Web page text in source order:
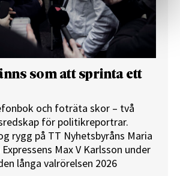
som att sprinta ett
och foträta skor – två
för politikreportrar.
rygg på TT Nyhetsbyråns Maria
Max V Karlsson under
långa valrörelsen 2026